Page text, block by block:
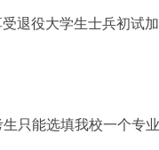
退役大学生士兵初试
只能选填我校一个专